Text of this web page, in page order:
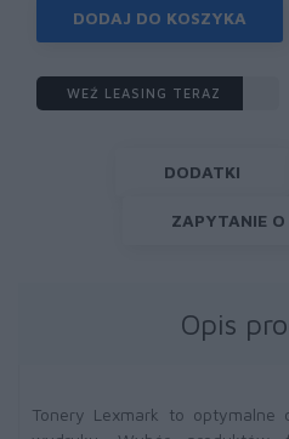
DODAJ DO KOSZYKA
WEŹ LEASING TERAZ
DODATKI
ZAPYTANIE
Opis
Tonery Lexmark to optymalne